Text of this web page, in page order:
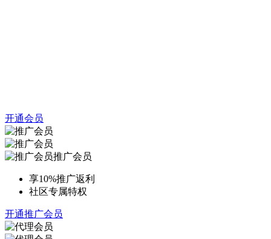
开通会员
推广会员
享10%推广返利
社区专属特权
开通推广会员